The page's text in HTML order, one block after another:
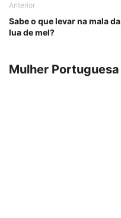
Anterior
Sabe o que levar na mala da
lua de mel?
Mulher Portuguesa